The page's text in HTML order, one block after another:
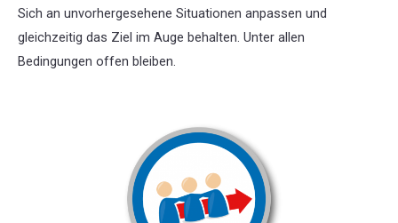
Sich an unvorhergesehene Situationen anpassen und
gleichzeitig das Ziel im Auge behalten. Unter allen
Bedingungen offen bleiben.